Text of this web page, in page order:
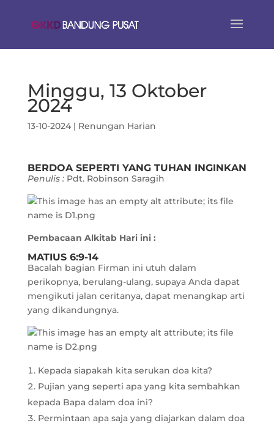
Minggu, 13 Oktober
2024
13-10-2024| Renungan Harian
BERDOA SEPERTI YANG TUHAN INGINKAN
Penulis : Pdt. Robinson Saragih
Pembacaan Alkitab Hari ini :
MATIUS 6:9-14
Bacalah bagian Firman ini utuh dalam
perikopnya, berulang-ulang, supaya Anda dapat
mengikuti jalan ceritanya, dapat menangkap arti
yang dikandungnya.
Kepada siapakah kita serukan doa kita?
Pujian yang seperti apa yang kita sembahkan
kepada Bapa dalam doa ini?
Permintaan apa saja yang diajarkan dalam doa